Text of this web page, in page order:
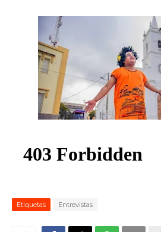
Etiquetas Entrevistas